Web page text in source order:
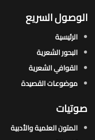
الوصول السريع
الرئيسية
البحور الشعرية​
القوافي الشعرية​
موضوعات القصيدة​
صوتيات
المتون العلمية والأدبية